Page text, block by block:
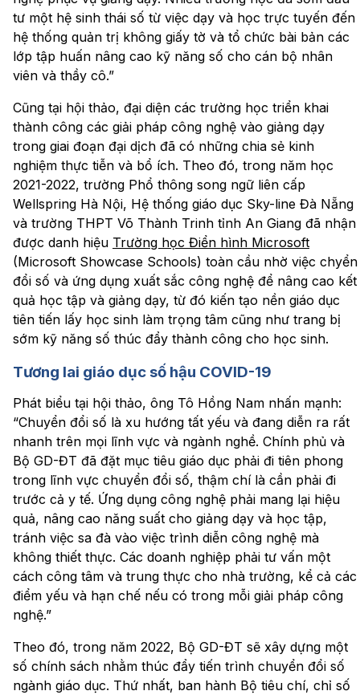
tư một hệ sinh thái số từ việc dạy và học trực tuyến đến
hệ thống quản trị không giấy tờ và tổ chức bài bản các
lớp tập huấn nâng cao kỹ năng số cho cán bộ nhân
viên và thầy cô.”
Cũng tại hội thảo, đại diện các trường học triển khai
thành công các giải pháp công nghệ vào giảng dạy
trong giai đoạn đại dịch đã có những chia sẻ kinh
nghiệm thực tiễn và bổ ích. Theo đó, trong năm học
2021-2022, trường Phổ thông song ngữ liên cấp
Wellspring Hà Nội, Hệ thống giáo dục Sky-line Đà Nẵng
và trường THPT Võ Thành Trinh tỉnh An Giang đã nhận
được danh hiệu Trường học Điển hình Microsoft
(Microsoft Showcase Schools) toàn cầu nhờ việc chyển
đổi số và ứng dụng xuất sắc công nghệ để nâng cao kết
quả học tập và giảng dạy, từ đó kiến tạo nền giáo dục
tiên tiến lấy học sinh làm trọng tâm cũng như trang bị
sớm kỹ năng số thúc đẩy thành công cho học sinh.
Tương lai giáo dục số hậu COVID-19
Phát biểu tại hội thảo, ông Tô Hồng Nam nhấn mạnh:
“Chuyển đổi số là xu hướng tất yếu và đang diễn ra rất
nhanh trên mọi lĩnh vực và ngành nghề. Chính phủ và
Bộ GD-ĐT đã đặt mục tiêu giáo dục phải đi tiên phong
trong lĩnh vực chuyển đổi số, thậm chí là cần phải đi
trước cả y tế. Ứng dụng công nghệ phải mang lại hiệu
quả, nâng cao năng suất cho giảng dạy và học tập,
tránh việc sa đà vào việc trình diễn công nghệ mà
không thiết thực. Các doanh nghiệp phải tư vấn một
cách công tâm và trung thực cho nhà trường, kể cả các
điểm yếu và hạn chế nếu có trong mỗi giải pháp công
nghệ.”
Theo đó, trong năm 2022, Bộ GD-ĐT sẽ xây dựng một
số chính sách nhằm thúc đẩy tiến trình chuyển đổi số
ngành giáo dục. Thứ nhất, ban hành Bộ tiêu chí, chỉ số